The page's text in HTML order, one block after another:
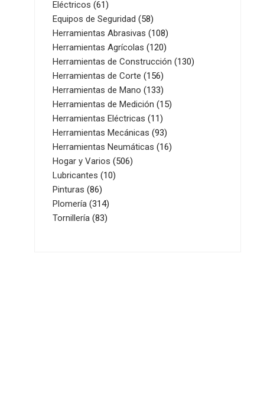
Eléctricos 6161
productos
Equipos de Seguridad 5858
productos
Herramientas Abrasivas 108108
productos
Herramientas Agrícolas 120120
productos
Herramientas de Construcción 130130
Herramientas de Corte 156156
productos
Herramientas de Mano 133133
productos
Herramientas de Medición 1515
Herramientas Eléctricas 1111
productos
Herramientas Mecánicas 9393
productos
Herramientas Neumáticas 1616
Hogar y Varios 506506
Lubricantes 1010
Pinturas 8686
productos
Plomería 314314
productos
Tornillería 8383